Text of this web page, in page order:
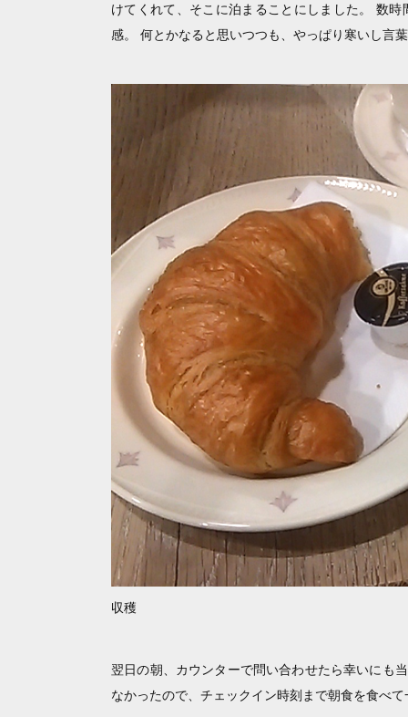
けてくれて、そこに泊まることにしました。 数
感。 何とかなると思いつつも、やっぱり寒いし言
収穫
翌日の朝、カウンターで問い合わせたら幸いにも
なかったので、チェックイン時刻まで朝食を食べ